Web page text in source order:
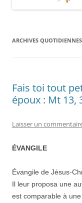
ARCHIVES
Fais toi tout
époux : Mt 13,
Laisser un
ÉVANGILE
Évangile de Jésus-
Il leur proposa une
est comparable à